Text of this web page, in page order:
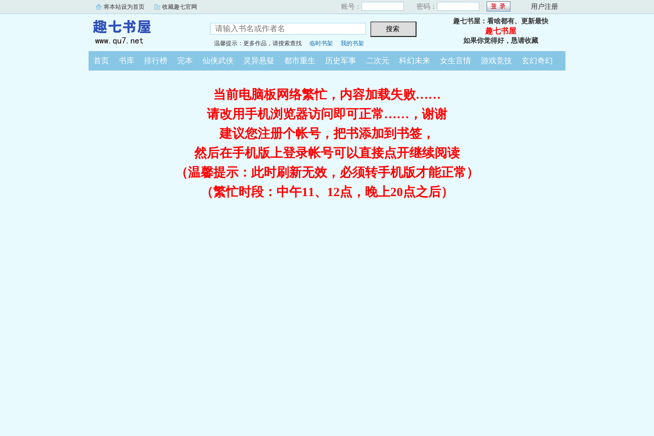
将本站设为首页 收藏趣七官网 账号： 密码： 用户注册
温馨提示：更多作品，请搜索查找 临时书架 我的书架
趣七书屋：看啥都有、更新最快
趣七书屋
如果你觉得好，恳请收藏
首页 书库 排行榜 完本 仙侠武侠 灵异悬疑 都市重生 历史军事 二次元 科幻未来 女生言情 游戏竞技 玄幻奇幻
当前电脑板网络繁忙，内容加载失败……
请改用手机浏览器访问即可正常……，谢谢
建议您注册个帐号，把书添加到书签，
然后在手机版上登录帐号可以直接点开继续阅读
（温馨提示：此时刷新无效，必须转手机版才能正常）
（繁忙时段：中午11、12点，晚上20点之后）